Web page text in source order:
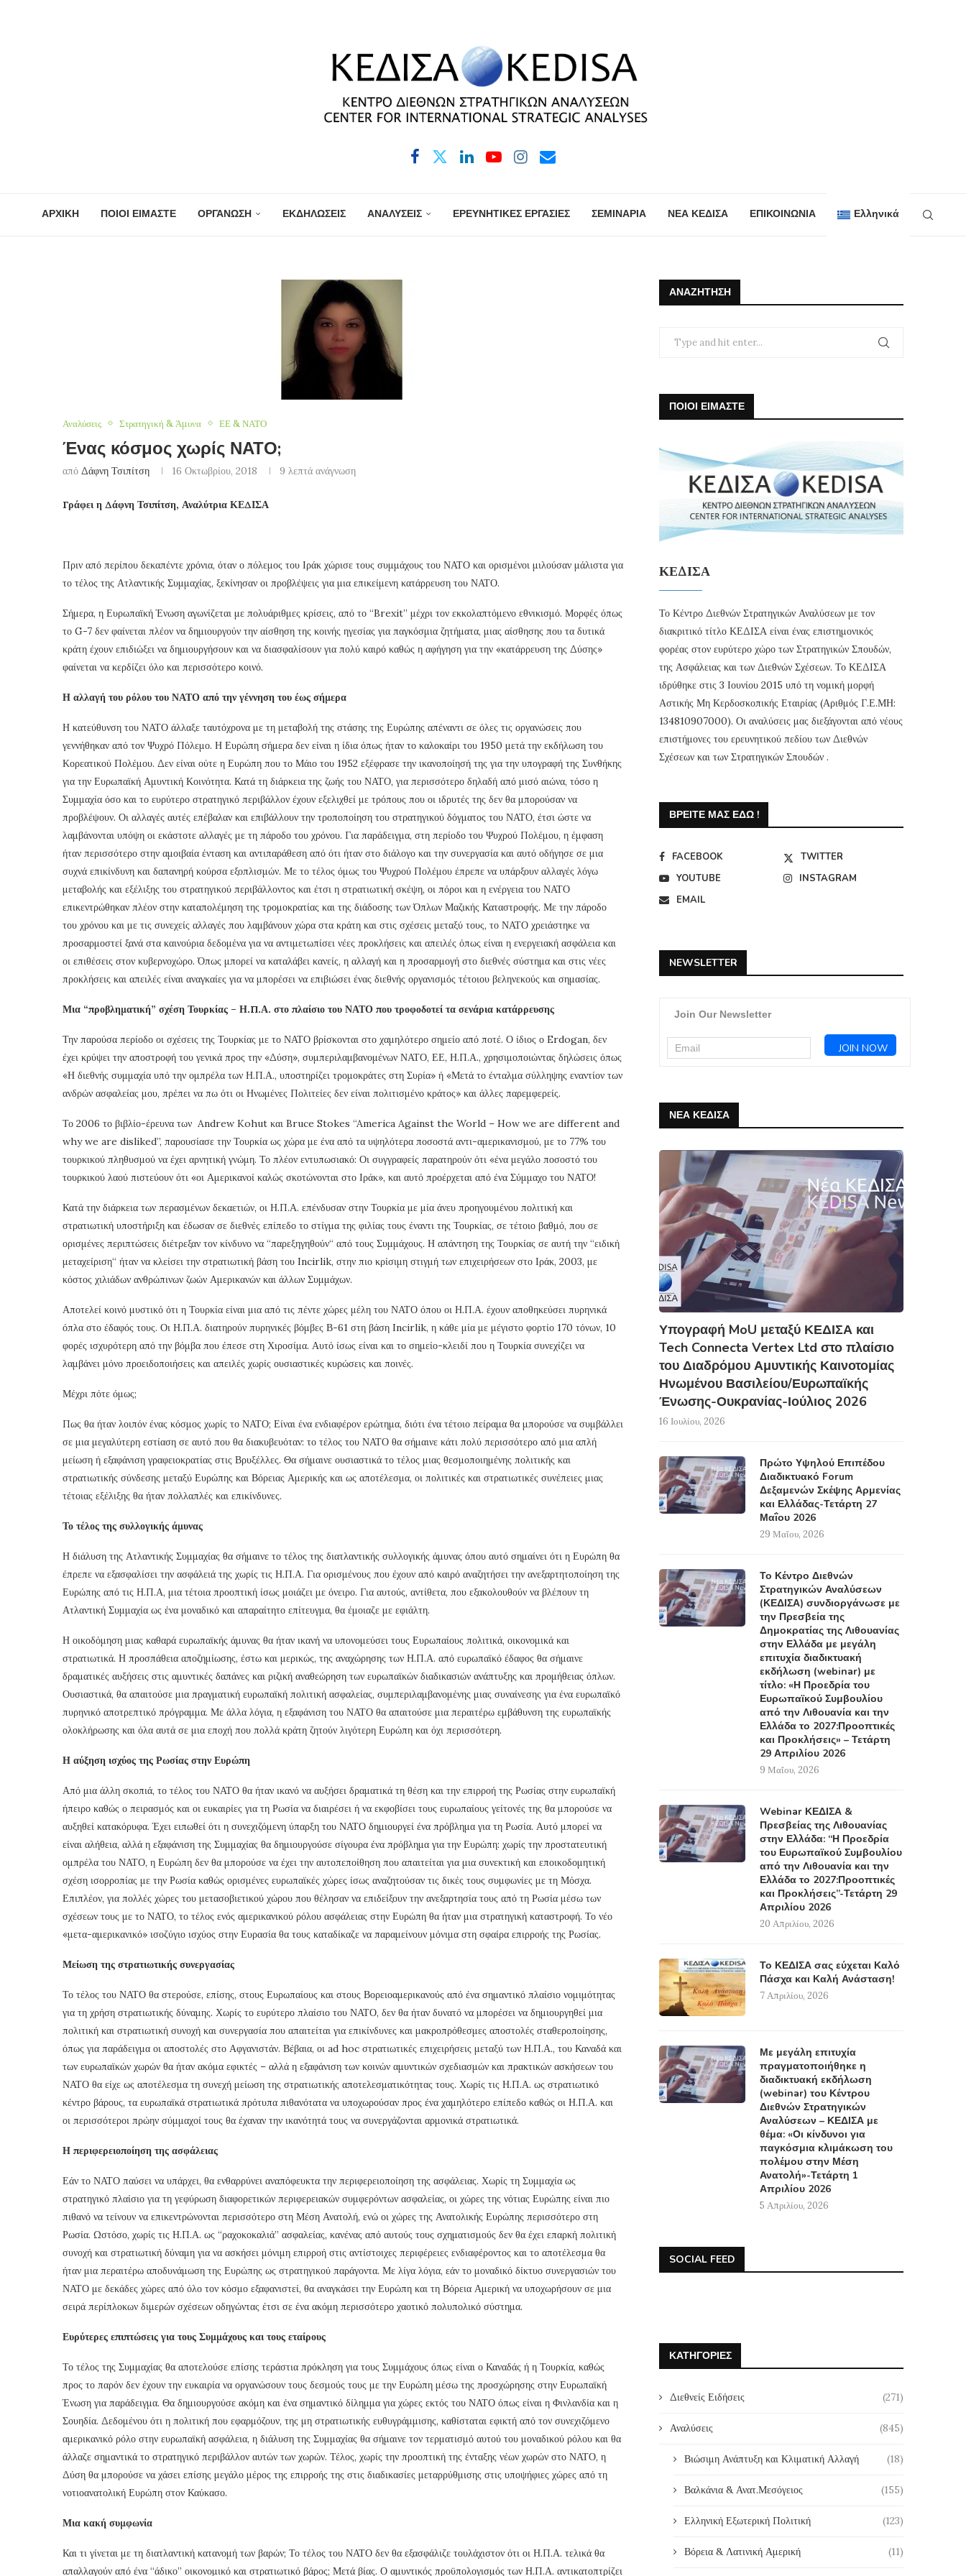
ΑΡΧΙΚΗ ΠΟΙΟΙ ΕΙΜΑΣΤΕ ΟΡΓΑΝΩΣΗ ΕΚΔΗΛΩΣΕΙΣ ΑΝΑΛΥΣΕΙΣ ΕΡΕΥΝΗΤΙΚΕΣ ΕΡΓΑΣΙΕΣ ΣΕΜΙΝΑΡΙΑ ΝΕΑ ΚΕΔΙΣΑ ΕΠΙΚΟΙΝΩΝΙΑ Ελληνικά
Αναλύσεις Στρατηγική & Άμυνα ΕΕ & ΝΑΤΟ
Ένας κόσμος χωρίς ΝΑΤΟ;
από Δάφνη Τσιπίτση 16 Οκτωβρίου, 2018 9 λεπτά ανάγνωση
Γράφει η Δάφνη Τσιπίτση, Αναλύτρια ΚΕΔΙΣΑ
Πριν από περίπου δεκαπέντε χρόνια, όταν ο πόλεμος του Ιράκ χώρισε τους συμμάχους του ΝΑΤΟ και ορισμένοι μιλούσαν μάλιστα για
το τέλος της Ατλαντικής Συμμαχίας, ξεκίνησαν οι προβλέψεις για μια επικείμενη κατάρρευση του ΝΑΤΟ.
Σήμερα, η Ευρωπαϊκή Ένωση αγωνίζεται με πολυάριθμες κρίσεις, από το “Brexit” μέχρι τον εκκολαπτόμενο εθνικισμό. Μορφές όπως
το G-7 δεν φαίνεται πλέον να δημιουργούν την αίσθηση της κοινής ηγεσίας για παγκόσμια ζητήματα, μιας αίσθησης που τα δυτικά
κράτη έχουν επιδιώξει να δημιουργήσουν και να διασφαλίσουν για πολύ καιρό καθώς η αφήγηση για την «κατάρρευση της Δύσης»
φαίνεται να κερδίζει όλο και περισσότερο κοινό.
Η αλλαγή του ρόλου του ΝΑΤΟ από την γέννηση του έως σήμερα
Η κατεύθυνση του ΝΑΤΟ άλλαξε ταυτόχρονα με τη μεταβολή της στάσης της Ευρώπης απέναντι σε όλες τις οργανώσεις που
γεννήθηκαν από τον Ψυχρό Πόλεμο. Η Ευρώπη σήμερα δεν είναι η ίδια όπως ήταν το καλοκαίρι του 1950 μετά την εκδήλωση του
Κορεατικού Πολέμου. Δεν είναι ούτε η Ευρώπη που το Μάιο του 1952 εξέφρασε την ικανοποίησή της για την υπογραφή της Συνθήκης
για την Ευρωπαϊκή Αμυντική Κοινότητα. Κατά τη διάρκεια της ζωής του ΝΑΤΟ, για περισσότερο δηλαδή από μισό αιώνα, τόσο η
Συμμαχία όσο και το ευρύτερο στρατηγικό περιβάλλον έχουν εξελιχθεί με τρόπους που οι ιδρυτές της δεν θα μπορούσαν να
προβλέψουν. Οι αλλαγές αυτές επέβαλαν και επιβάλλουν την τροποποίηση του στρατηγικού δόγματος του ΝΑΤΟ, έτσι ώστε να
λαμβάνονται υπόψη οι εκάστοτε αλλαγές με τη πάροδο του χρόνου. Για παράδειγμα, στη περίοδο του Ψυχρού Πολέμου, η έμφαση
ήταν περισσότερο στην αμοιβαία ένταση και αντιπαράθεση από ότι ήταν στο διάλογο και την συνεργασία και αυτό οδήγησε σε μια
συχνά επικίνδυνη και δαπανηρή κούρσα εξοπλισμών. Με το τέλος όμως του Ψυχρού Πολέμου έπρεπε να υπάρξουν αλλαγές λόγω
μεταβολής και εξέλιξης του στρατηγικού περιβάλλοντος και έτσι η στρατιωτική σκέψη, οι πόροι και η ενέργεια του ΝΑΤΟ
επικεντρώθηκαν πλέον στην καταπολέμηση της τρομοκρατίας και της διάδοσης των Όπλων Μαζικής Καταστροφής. Με την πάροδο
του χρόνου και με τις συνεχείς αλλαγές που λαμβάνουν χώρα στα κράτη και στις σχέσεις μεταξύ τους, το ΝΑΤΟ χρειάστηκε να
προσαρμοστεί ξανά στα καινούρια δεδομένα για να αντιμετωπίσει νέες προκλήσεις και απειλές όπως είναι η ενεργειακή ασφάλεια και
οι επιθέσεις στον κυβερνοχώρο. Όπως μπορεί να καταλάβει κανείς, η αλλαγή και η προσαρμογή στο διεθνές σύστημα και στις νέες
προκλήσεις και απειλές είναι αναγκαίες για να μπορέσει να επιβιώσει ένας διεθνής οργανισμός τέτοιου βεληνεκούς και σημασίας.
Μια “προβληματική” σχέση Τουρκίας – Η.Π.Α. στο πλαίσιο του ΝΑΤΟ που τροφοδοτεί τα σενάρια κατάρρευσης
Την παρούσα περίοδο οι σχέσεις της Τουρκίας με το ΝΑΤΟ βρίσκονται στο χαμηλότερο σημείο από ποτέ. Ο ίδιος ο Erdogan, δεν
έχει κρύψει την αποστροφή του γενικά προς την «Δύση», συμπεριλαμβανομένων ΝΑΤΟ, ΕΕ, Η.Π.Α., χρησιμοποιώντας δηλώσεις όπως
«Η διεθνής συμμαχία υπό την ομπρέλα των Η.Π.Α., υποστηρίζει τρομοκράτες στη Συρία» ή «Μετά το ένταλμα σύλληψης εναντίον των
ανδρών ασφαλείας μου, πρέπει να πω ότι οι Ηνωμένες Πολιτείες δεν είναι πολιτισμένο κράτος» και άλλες παρεμφερείς.
Το 2006 το βιβλίο-έρευνα των Andrew Kohut και Bruce Stokes “America Against the World – How we are different and
why we are disliked”, παρουσίασε την Τουρκία ως χώρα με ένα από τα υψηλότερα ποσοστά αντι-αμερικανισμού, με το 77% του
τουρκικού πληθυσμού να έχει αρνητική γνώμη. Το πλέον εντυπωσιακό: Οι συγγραφείς παρατηρούν ότι «ένα μεγάλο ποσοστό του
τουρκικού λαού πιστεύουν ότι «οι Αμερικανοί καλώς σκοτώνονται στο Ιράκ», και αυτό προέρχεται από ένα Σύμμαχο του ΝΑΤΟ!
Κατά την διάρκεια των περασμένων δεκαετιών, οι Η.Π.Α. επένδυσαν στην Τουρκία με μία άνευ προηγουμένου πολιτική και
στρατιωτική υποστήριξη και έδωσαν σε διεθνές επίπεδο το στίγμα της φιλίας τους έναντι της Τουρκίας, σε τέτοιο βαθμό, που σε
ορισμένες περιπτώσεις διέτρεξαν τον κίνδυνο να “παρεξηγηθούν“ από τους Συμμάχους. Η απάντηση της Τουρκίας σε αυτή την “ειδική
μεταχείριση“ ήταν να κλείσει την στρατιωτική βάση του Incirlik, στην πιο κρίσιμη στιγμή των επιχειρήσεων στο Ιράκ, 2003, με
κόστος χιλιάδων ανθρώπινων ζωών Αμερικανών και άλλων Συμμάχων.
Αποτελεί κοινό μυστικό ότι η Τουρκία είναι μια από τις πέντε χώρες μέλη του ΝΑΤΟ όπου οι Η.Π.Α. έχουν αποθηκεύσει πυρηνικά
όπλα στο έδαφός τους. Οι Η.Π.Α. διατηρούν πυρηνικές βόμβες Β-61 στη βάση Incirlik, η κάθε μία με μέγιστο φορτίο 170 τόνων, 10
φορές ισχυρότερη από την βόμβα που έπεσε στη Χιροσίμα. Αυτό ίσως είναι και το σημείο-κλειδί που η Τουρκία συνεχίζει να
λαμβάνει μόνο προειδοποιήσεις και απειλές χωρίς ουσιαστικές κυρώσεις και ποινές.
Μέχρι πότε όμως;
Πως θα ήταν λοιπόν ένας κόσμος χωρίς το ΝΑΤΟ; Είναι ένα ενδιαφέρον ερώτημα, διότι ένα τέτοιο πείραμα θα μπορούσε να συμβάλλει
σε μια μεγαλύτερη εστίαση σε αυτό που θα διακυβευόταν: το τέλος του ΝΑΤΟ θα σήμαινε κάτι πολύ περισσότερο από μια απλή
μείωση ή εξαφάνιση γραφειοκρατίας στις Βρυξέλλες. Θα σήμαινε ουσιαστικά το τέλος μιας θεσμοποιημένης πολιτικής και
στρατιωτικής σύνδεσης μεταξύ Ευρώπης και Βόρειας Αμερικής και ως αποτέλεσμα, οι πολιτικές και στρατιωτικές συνέπειες μιας
τέτοιας εξέλιξης θα ήταν πολλαπλές και επικίνδυνες.
Το τέλος της συλλογικής άμυνας
Η διάλυση της Ατλαντικής Συμμαχίας θα σήμαινε το τέλος της διατλαντικής συλλογικής άμυνας όπου αυτό σημαίνει ότι η Ευρώπη θα
έπρεπε να εξασφαλίσει την ασφάλειά της χωρίς τις Η.Π.Α. Για ορισμένους που έχουν από καιρό αναζητήσει την ανεξαρτητοποίηση της
Ευρώπης από τις Η.Π.Α, μια τέτοια προοπτική ίσως μοιάζει με όνειρο. Για αυτούς, αντίθετα, που εξακολουθούν να βλέπουν τη
Ατλαντική Συμμαχία ως ένα μοναδικό και απαραίτητο επίτευγμα, θα έμοιαζε με εφιάλτη.
Η οικοδόμηση μιας καθαρά ευρωπαϊκής άμυνας θα ήταν ικανή να υπονομεύσει τους Ευρωπαίους πολιτικά, οικονομικά και
στρατιωτικά. Η προσπάθεια αποζημίωσης, έστω και μερικώς, της αναχώρησης των Η.Π.Α. από ευρωπαϊκό έδαφος θα σήμαινε
δραματικές αυξήσεις στις αμυντικές δαπάνες και ριζική αναθεώρηση των ευρωπαϊκών διαδικασιών ανάπτυξης και προμήθειας όπλων.
Ουσιαστικά, θα απαιτούσε μια πραγματική ευρωπαϊκή πολιτική ασφαλείας, συμπεριλαμβανομένης μιας συναίνεσης για ένα ευρωπαϊκό
πυρηνικό αποτρεπτικό πρόγραμμα. Με άλλα λόγια, η εξαφάνιση του ΝΑΤΟ θα απαιτούσε μια περαιτέρω εμβάθυνση της ευρωπαϊκής
ολοκλήρωσης και όλα αυτά σε μια εποχή που πολλά κράτη ζητούν λιγότερη Ευρώπη και όχι περισσότερη.
Η αύξηση ισχύος της Ρωσίας στην Ευρώπη
Από μια άλλη σκοπιά, το τέλος του ΝΑΤΟ θα ήταν ικανό να αυξήσει δραματικά τη θέση και την επιρροή της Ρωσίας στην ευρωπαϊκή
ήπειρο καθώς ο πειρασμός και οι ευκαιρίες για τη Ρωσία να διαιρέσει ή να εκφοβίσει τους ευρωπαίους γείτονές της θα μπορούσε να
αυξηθεί κατακόρυφα. Έχει ειπωθεί ότι η συνεχιζόμενη ύπαρξη του ΝΑΤΟ δημιουργεί ένα πρόβλημα για τη Ρωσία. Αυτό μπορεί να
είναι αλήθεια, αλλά η εξαφάνιση της Συμμαχίας θα δημιουργούσε σίγουρα ένα πρόβλημα για την Ευρώπη: χωρίς την προστατευτική
ομπρέλα του ΝΑΤΟ, η Ευρώπη δεν θα μπορούσε να έχει την αυτοπεποίθηση που απαιτείται για μια συνεκτική και εποικοδομητική
σχέση ισορροπίας με την Ρωσία καθώς ορισμένες ευρωπαϊκές χώρες ίσως αναζητούσαν τις δικές τους συμφωνίες με τη Μόσχα.
Επιπλέον, για πολλές χώρες του μετασοβιετικού χώρου που θέλησαν να επιδείξουν την ανεξαρτησία τους από τη Ρωσία μέσω των
σχέσεων τους με το ΝΑΤΟ, το τέλος ενός αμερικανικού ρόλου ασφάλειας στην Ευρώπη θα ήταν μια στρατηγική καταστροφή. Το νέο
«μετα-αμερικανικό» ισοζύγιο ισχύος στην Ευρασία θα τους καταδίκαζε να παραμείνουν μόνιμα στη σφαίρα επιρροής της Ρωσίας.
Μείωση της στρατιωτικής συνεργασίας
Το τέλος του ΝΑΤΟ θα στερούσε, επίσης, στους Ευρωπαίους και στους Βορειοαμερικανούς από ένα σημαντικό πλαίσιο νομιμότητας
για τη χρήση στρατιωτικής δύναμης. Χωρίς το ευρύτερο πλαίσιο του ΝΑΤΟ, δεν θα ήταν δυνατό να μπορέσει να δημιουργηθεί μια
πολιτική και στρατιωτική συνοχή και συνεργασία που απαιτείται για επικίνδυνες και μακροπρόθεσμες αποστολές σταθεροποίησης,
όπως για παράδειγμα οι αποστολές στο Αφγανιστάν. Βέβαια, οι ad hoc στρατιωτικές επιχειρήσεις μεταξύ των Η.Π.Α., του Καναδά και
των ευρωπαϊκών χωρών θα ήταν ακόμα εφικτές – αλλά η εξαφάνιση των κοινών αμυντικών σχεδιασμών και πρακτικών ασκήσεων του
ΝΑΤΟ θα είχε ως αποτέλεσμα τη συνεχή μείωση της στρατιωτικής αποτελεσματικότητας τους. Χωρίς τις Η.Π.Α. ως στρατιωτικό
κέντρο βάρους, τα ευρωπαϊκά στρατιωτικά πρότυπα πιθανότατα να υποχωρούσαν προς ένα χαμηλότερο επίπεδο καθώς οι Η.Π.Α. και
οι περισσότεροι πρώην σύμμαχοί τους θα έχαναν την ικανότητά τους να συνεργάζονται αρμονικά στρατιωτικά.
Η περιφερειοποίηση της ασφάλειας
Εάν το ΝΑΤΟ παύσει να υπάρχει, θα ενθαρρύνει αναπόφευκτα την περιφερειοποίηση της ασφάλειας. Χωρίς τη Συμμαχία ως
στρατηγικό πλαίσιο για τη γεφύρωση διαφορετικών περιφερειακών συμφερόντων ασφαλείας, οι χώρες της νότιας Ευρώπης είναι πιο
πιθανό να τείνουν να επικεντρώνονται περισσότερο στη Μέση Ανατολή, ενώ οι χώρες της Ανατολικής Ευρώπης περισσότερο στη
Ρωσία. Ωστόσο, χωρίς τις Η.Π.Α. ως “ραχοκοκαλιά” ασφαλείας, κανένας από αυτούς τους σχηματισμούς δεν θα έχει επαρκή πολιτική
συνοχή και στρατιωτική δύναμη για να ασκήσει μόνιμη επιρροή στις αντίστοιχες περιφέρειες ενδιαφέροντος και το αποτέλεσμα θα
ήταν μια περαιτέρω αποδυνάμωση της Ευρώπης ως στρατηγικού παράγοντα. Με λίγα λόγια, εάν το μοναδικό δίκτυο συνεργασιών του
ΝΑΤΟ με δεκάδες χώρες από όλο τον κόσμο εξαφανιστεί, θα αναγκάσει την Ευρώπη και τη Βόρεια Αμερική να υποχωρήσουν σε μια
σειρά περίπλοκων διμερών σχέσεων οδηγώντας έτσι σε ένα ακόμη περισσότερο χαοτικό πολυπολικό σύστημα.
Ευρύτερες επιπτώσεις για τους Συμμάχους και τους εταίρους
Το τέλος της Συμμαχίας θα αποτελούσε επίσης τεράστια πρόκληση για τους Συμμάχους όπως είναι ο Καναδάς ή η Τουρκία, καθώς
προς το παρόν δεν έχουν την ευκαιρία να οργανώσουν τους δεσμούς τους με την Ευρώπη μέσω της προσχώρησης στην Ευρωπαϊκή
Ένωση για παράδειγμα. Θα δημιουργούσε ακόμη και ένα σημαντικό δίλημμα για χώρες εκτός του ΝΑΤΟ όπως είναι η Φινλανδία και η
Σουηδία. Δεδομένου ότι η πολιτική που εφαρμόζουν, της μη στρατιωτικής ευθυγράμμισης, καθίσταται εφικτή από τον συνεχιζόμενο
αμερικανικό ρόλο στην ευρωπαϊκή ασφάλεια, η διάλυση της Συμμαχίας θα σήμαινε τον τερματισμό αυτού του μοναδικού ρόλου και θα
άλλαζε σημαντικά το στρατηγικό περιβάλλον αυτών των χωρών. Τέλος, χωρίς την προοπτική της ένταξης νέων χωρών στο ΝΑΤΟ, η
Δύση θα μπορούσε να χάσει επίσης μεγάλο μέρος της επιρροής της στις διαδικασίες μεταρρύθμισης στις υποψήφιες χώρες από τη
νοτιοανατολική Ευρώπη στον Καύκασο.
Μια κακή συμφωνία
Και τι γίνεται με τη διατλαντική κατανομή των βαρών; Το τέλος του ΝΑΤΟ δεν θα εξασφάλιζε τουλάχιστον ότι οι Η.Π.Α. τελικά θα
απαλλαγούν από ένα “άδικο” οικονομικό και στρατιωτικό βάρος; Μετά βίας. Ο αμυντικός προϋπολογισμός των Η.Π.Α. αντικατοπτρίζει
ΑΝΑΖΉΤΗΣΗ
ΠΟΙΟΙ ΕΙΜΑΣΤΕ
ΚΕΔΙΣΑ
Το Κέντρο Διεθνών Στρατηγικών Αναλύσεων με τον
διακριτικό τίτλο ΚΕΔΙΣΑ είναι ένας επιστημονικός
φορέας στον ευρύτερο χώρο των Στρατηγικών Σπουδών,
της Ασφάλειας και των Διεθνών Σχέσεων. Το ΚΕΔΙΣΑ
ιδρύθηκε στις 3 Ιουνίου 2015 υπό τη νομική μορφή
Αστικής Μη Κερδοσκοπικής Εταιρίας (Αριθμός Γ.Ε.ΜΗ:
134810907000). Οι αναλύσεις μας διεξάγονται από νέους
επιστήμονες του ερευνητικού πεδίου των Διεθνών
Σχέσεων και των Στρατηγικών Σπουδών .
ΒΡΕΊΤΕ ΜΑΣ ΕΔΏ !
FACEBOOK
TWITTER
YOUTUBE
INSTAGRAM
EMAIL
NEWSLETTER
Join Our Newsletter
ΝΕΑ ΚΕΔΙΣΑ
Υπογραφή MoU μεταξύ ΚΕΔΙΣΑ και
Tech Connecta Vertex Ltd στο πλαίσιο
του Διαδρόμου Αμυντικής Καινοτομίας
Ηνωμένου Βασιλείου/Ευρωπαϊκής
Ένωσης-Ουκρανίας-Ιούλιος 2026
16 Ιουλίου, 2026
Πρώτο Υψηλού Επιπέδου
Διαδικτυακό Forum
Δεξαμενών Σκέψης Αρμενίας
και Ελλάδας-Τετάρτη 27
Μαΐου 2026
29 Μαΐου, 2026
Το Κέντρο Διεθνών
Στρατηγικών Αναλύσεων
(ΚΕΔΙΣΑ) συνδιοργάνωσε με
την Πρεσβεία της
Δημοκρατίας της Λιθουανίας
στην Ελλάδα με μεγάλη
επιτυχία διαδικτυακή
εκδήλωση (webinar) με
τίτλο: «Η Προεδρία του
Ευρωπαϊκού Συμβουλίου
από την Λιθουανία και την
Ελλάδα το 2027:Προοπτικές
και Προκλήσεις» – Τετάρτη
29 Απριλίου 2026
9 Μαΐου, 2026
Webinar ΚΕΔΙΣΑ &
Πρεσβείας της Λιθουανίας
στην Ελλάδα: “Η Προεδρία
του Ευρωπαϊκού Συμβουλίου
από την Λιθουανία και την
Ελλάδα το 2027:Προοπτικές
και Προκλήσεις”-Τετάρτη 29
Απριλίου 2026
20 Απριλίου, 2026
Το ΚΕΔΙΣΑ σας εύχεται Καλό
Πάσχα και Καλή Ανάσταση!
7 Απριλίου, 2026
Με μεγάλη επιτυχία
πραγματοποιήθηκε η
διαδικτυακή εκδήλωση
(webinar) του Κέντρου
Διεθνών Στρατηγικών
Αναλύσεων – ΚΕΔΙΣΑ με
θέμα: «Οι κίνδυνοι για
παγκόσμια κλιμάκωση του
πολέμου στην Μέση
Ανατολή»-Τετάρτη 1
Απριλίου 2026
5 Απριλίου, 2026
SOCIAL FEED
ΚΑΤΗΓΟΡΊΕΣ
Διεθνείς Ειδήσεις (271)
Αναλύσεις (845)
Βιώσιμη Ανάπτυξη και Κλιματική Αλλαγή (18)
Βαλκάνια & Ανατ.Μεσόγειος (155)
Ελληνική Εξωτερική Πολιτική (123)
Βόρεια & Λατινική Αμερική (11)